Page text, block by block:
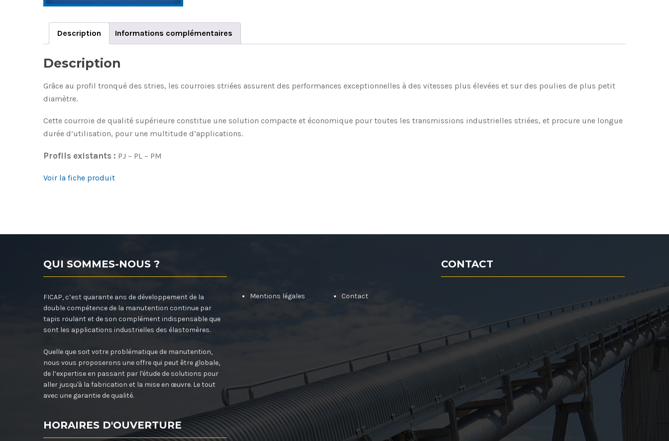
Description Informations complémentaires
Description
Grâce au profil tronqué des stries, les courroies striées assurent des performances exceptionnelles à des vitesses plus élevées et sur des poulies de plus petit
diamètre.
Cette courroie de qualité supérieure constitue une solution compacte et économique pour toutes les transmissions industrielles striées, et procure une longue
durée d’utilisation, pour une multitude d’applications.
Profils existants : PJ – PL – PM
Voir la fiche produit
QUI SOMMES-NOUS ?
FICAP, c’est quarante ans de développement de la
double compétence de la manutention continue par
tapis roulant et de son complément indispensable que
sont les applications industrielles des élastomères.
Quelle que soit votre problématique de manutention,
nous vous proposerons une offre qui peut être globale,
de l’expertise en passant par l'étude de solutions pour
aller jusqu'à la fabrication et la mise en œuvre. Le tout
avec une garantie de qualité.
HORAIRES D'OUVERTURE
Mentions légales Contact
CONTACT